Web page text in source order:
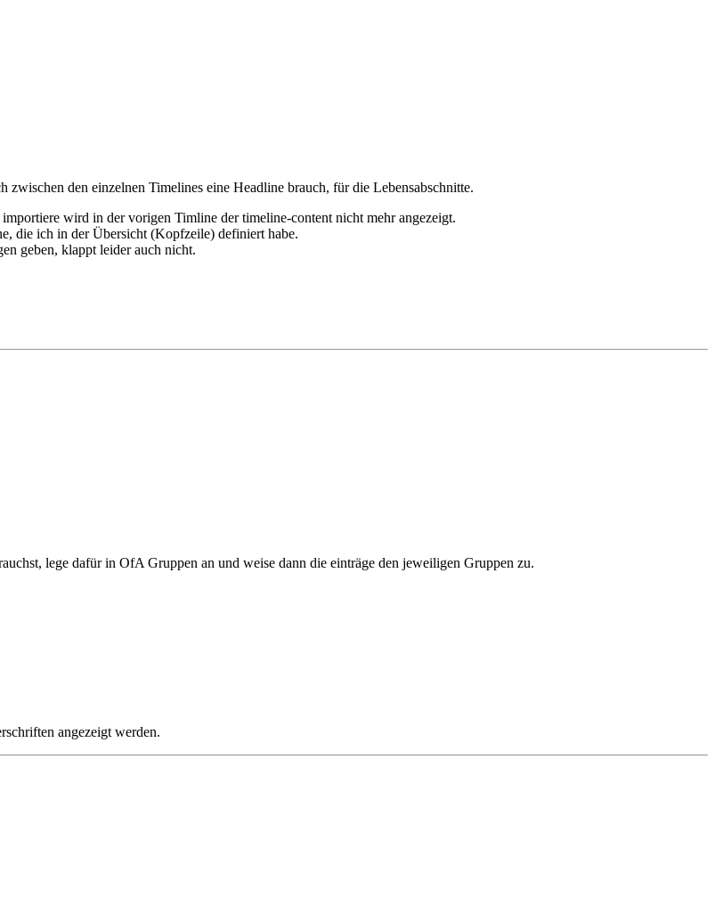
den einzelnen Timelines eine Headline brauch, für die Lebensabschnitte.
wird in der vorigen Timline der timeline-content nicht mehr angezeigt.
die ich in der Übersicht (Kopfzeile) definiert habe.
geben, klappt leider auch nicht.
lege dafür in OfA Gruppen an und weise dann die einträge den jeweiligen Gruppen zu.
angezeigt werden.